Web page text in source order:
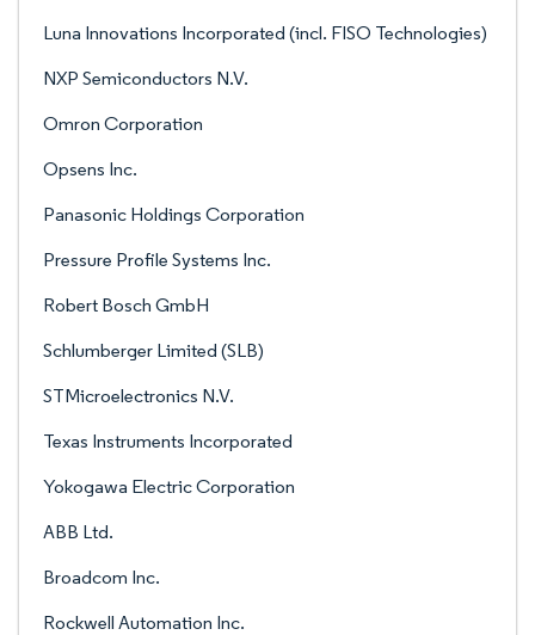
Luna Innovations Incorporated (incl. FISO Technologies)
NXP Semiconductors N.V.
Omron Corporation
Opsens Inc.
Panasonic Holdings Corporation
Pressure Profile Systems Inc.
Robert Bosch GmbH
Schlumberger Limited (SLB)
STMicroelectronics N.V.
Texas Instruments Incorporated
Yokogawa Electric Corporation
ABB Ltd.
Broadcom Inc.
Rockwell Automation Inc.